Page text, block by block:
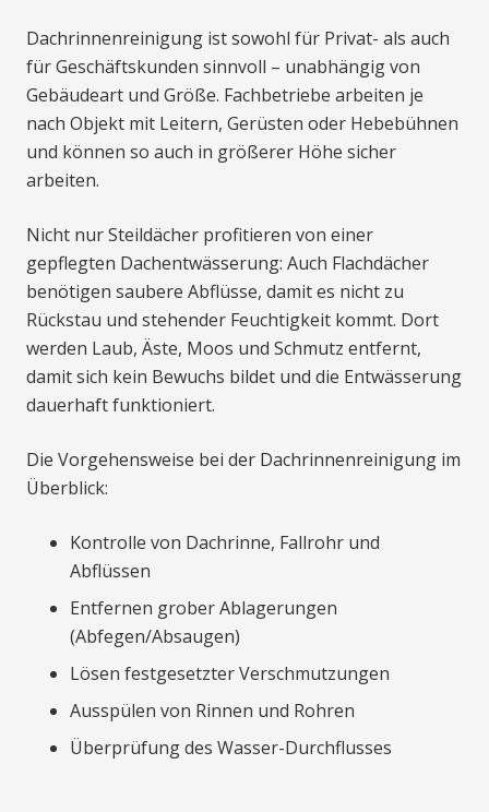
Dachrinnenreinigung ist sowohl für Privat- als auch
für Geschäftskunden sinnvoll – unabhängig von
Gebäudeart und Größe. Fachbetriebe arbeiten je
nach Objekt mit Leitern, Gerüsten oder Hebebühnen
und können so auch in größerer Höhe sicher
arbeiten.
Nicht nur Steildächer profitieren von einer
gepflegten Dachentwässerung: Auch Flachdächer
benötigen saubere Abflüsse, damit es nicht zu
Rückstau und stehender Feuchtigkeit kommt. Dort
werden Laub, Äste, Moos und Schmutz entfernt,
damit sich kein Bewuchs bildet und die Entwässerung
dauerhaft funktioniert.
Die Vorgehensweise bei der Dachrinnenreinigung im
Überblick:
Kontrolle von Dachrinne, Fallrohr und
Abflüssen
Entfernen grober Ablagerungen
(Abfegen/Absaugen)
Lösen festgesetzter Verschmutzungen
Ausspülen von Rinnen und Rohren
Überprüfung des Wasser-Durchflusses